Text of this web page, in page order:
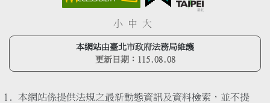
小 中 大
本網站由臺北市政府法務局維護
更新日期： 115.08.08
本網站係提供法規之最新動態資訊及資料檢索，並不提